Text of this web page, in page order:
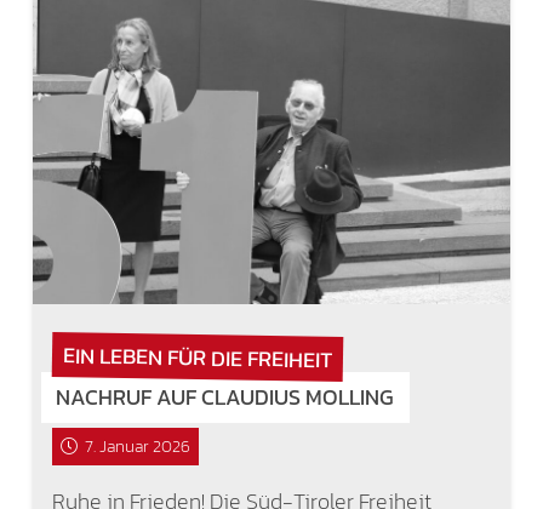
EIN LEBEN FÜR DIE FREIHEIT
NACHRUF AUF CLAUDIUS MOLLING
7. Januar 2026
Ruhe in Frieden! Die Süd-Tiroler Freiheit